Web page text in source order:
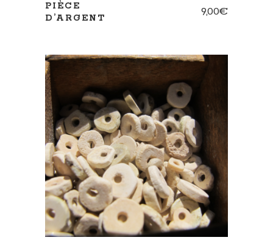
PIÈCE
D’ARGENT
9,00€
AJOUTER AU PANIER